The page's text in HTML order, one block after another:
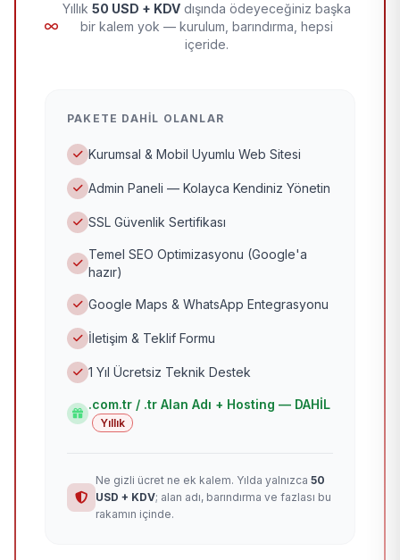
Yıllık 50 USD + KDV dışında ödeyeceğiniz başka
bir kalem yok — kurulum, barındırma, hepsi
içeride.
PAKETE DAHIL OLANLAR
Kurumsal & Mobil Uyumlu Web Sitesi
Admin Paneli — Kolayca Kendiniz Yönetin
SSL Güvenlik Sertifikası
Temel SEO Optimizasyonu (Google'a
hazır)
Google Maps & WhatsApp Entegrasyonu
İletişim & Teklif Formu
1 Yıl Ücretsiz Teknik Destek
.com.tr / .tr Alan Adı + Hosting — DAHİL
Yıllık
Ne gizli ücret ne ek kalem. Yılda yalnızca 50
USD + KDV; alan adı, barındırma ve fazlası bu
rakamın içinde.